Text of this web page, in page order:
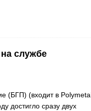
службе
(БГП) (входит в
достигло сразу двух